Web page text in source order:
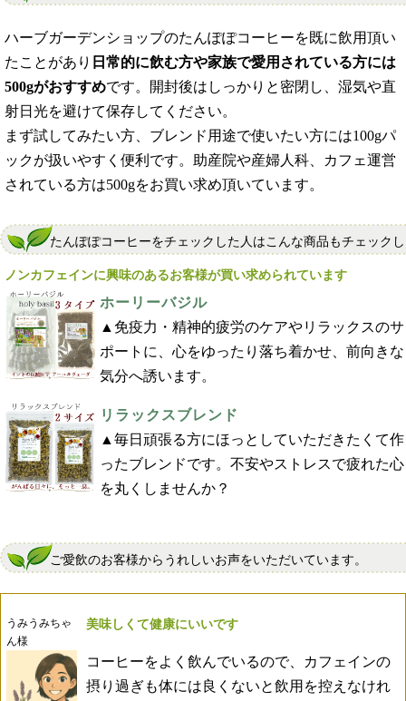
ハーブガーデンショップのたんぽぽコーヒーを既に飲用頂い
たことがあり 日常的に飲む方や家族で愛用されている方には
500gがおすすめです。開封後はしっかりと密閉し、湿気や直
射日光を避けて保存してください。
まず試してみたい方、ブレンド用途で使いたい方には100gパ
ックが扱いやすく便利です。助産院や産婦人科、カフェ運営
されている方は500gをお買い求め頂いています。
たんぽぽコーヒーをチェックした人はこんな商品もチェックし
ています
ノンカフェインに興味のあるお客様が買い求められています
ホーリーバジル
▲免疫力・精神的疲労のケアやリラックスのサ
ポートに、心をゆったり落ち着かせ、前向きな
気分へ誘います。
リラックスブレンド
▲毎日頑張る方にほっとしていただきたくて作
ったブレンドです。不安やストレスで疲れた心
を丸くしませんか？
ご愛飲のお客様からうれしいお声をいただいています。
うみうみちゃ
ん様
美味しくて健康にいいです
コーヒーをよく飲んでいるので、カフェインの
摂り過ぎも体には良くないと飲用を控えなけれ